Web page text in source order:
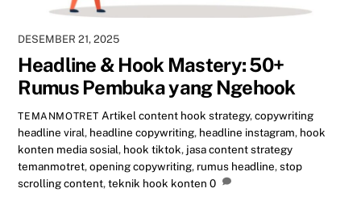
DESEMBER 21, 2025
Headline & Hook Mastery: 50+
Rumus Pembuka yang Ngehook
TEMANMOTRET Artikelcontent hook strategy,copywriting
headline viral, headline copywriting, headline instagram, hook
konten media sosial, hook tiktok, jasa content strategy
temanmotret,opening copywriting, rumus headline,stop
scrolling content,teknik hook konten 0